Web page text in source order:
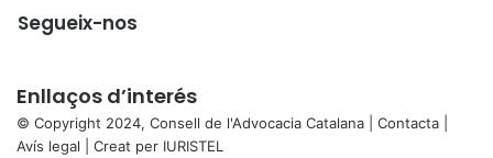
Segueix-nos
Enllaços d’interés
© Copyright 2024, Consell de l'Advocacia Catalana | Contacta
Avís legal | Creat per IURISTEL